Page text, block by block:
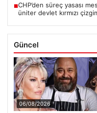
■CHP’den süreç yasası
üniter devlet kırmızı
Güncel
06/08/2026